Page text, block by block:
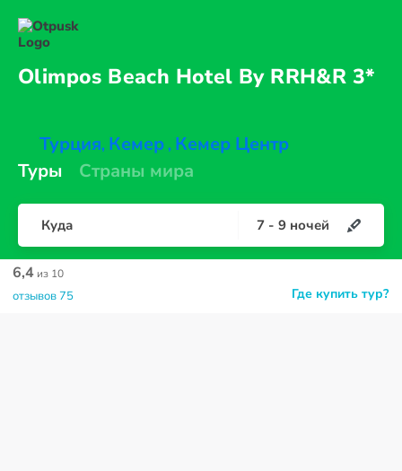
Olimpos Beach Hotel By RRH&R 3*
Турция, Кемер , Кемер Центр
Туры
Страны мира
Куда 7 - 9 ночей
Где купить тур?
6,4 из 10
отзывов 75